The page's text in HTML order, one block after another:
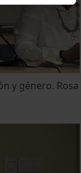
y género. Rosa